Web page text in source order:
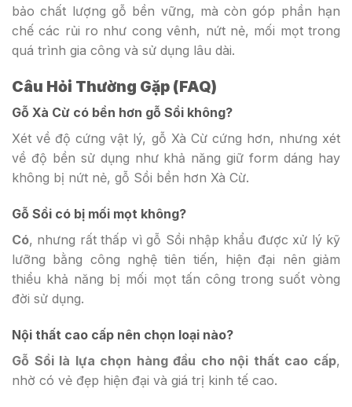
bảo chất lượng gỗ bền vững, mà còn góp phần hạn
chế các rủi ro như cong vênh, nứt nẻ, mối mọt trong
quá trình gia công và sử dụng lâu dài.
Câu Hỏi Thường Gặp (FAQ)
Gỗ Xà Cừ có bền hơn gỗ Sồi không?
Xét về độ cứng vật lý, gỗ Xà Cừ cứng hơn, nhưng xét
về độ bền sử dụng như khả năng giữ form dáng hay
không bị nứt nẻ, gỗ Sồi bền hơn Xà Cừ.
Gỗ Sồi có bị mối mọt không?
Có, nhưng rất thấp vì gỗ Sồi nhập khẩu được xử lý kỹ
lưỡng bằng công nghệ tiên tiến, hiện đại nên giảm
thiểu khả năng bị mối mọt tấn công trong suốt vòng
đời sử dụng.
Nội thất cao cấp nên chọn loại nào?
Gỗ Sồi là lựa chọn hàng đầu cho nội thất cao cấp,
nhờ có vẻ đẹp hiện đại và giá trị kinh tế cao.